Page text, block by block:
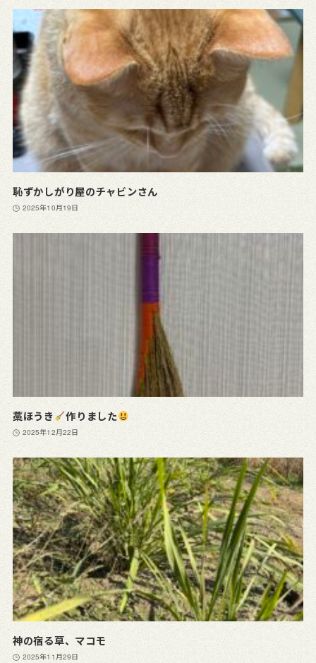
恥ずかしがり屋のチャビンさん
2025年10月19日
藁ほうき 作りました
2025年12月22日
神の宿る草、マコモ
2025年11月29日